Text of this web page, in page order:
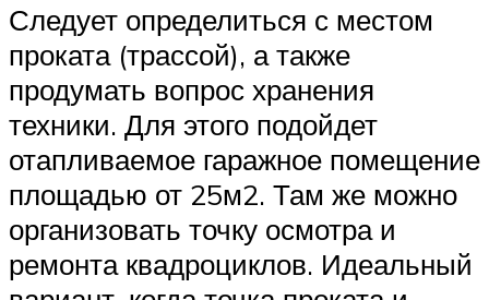
Следует определиться с местом
проката (трассой), а также
продумать вопрос хранения
техники. Для этого подойдет
отапливаемое гаражное помещение
площадью от 25м2. Там же можно
организовать точку осмотра и
ремонта квадроциклов. Идеальный